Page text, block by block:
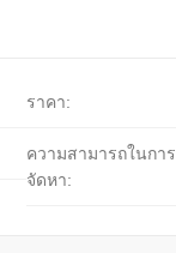
ราคา:
ความสามารถในการ
จัดหา: